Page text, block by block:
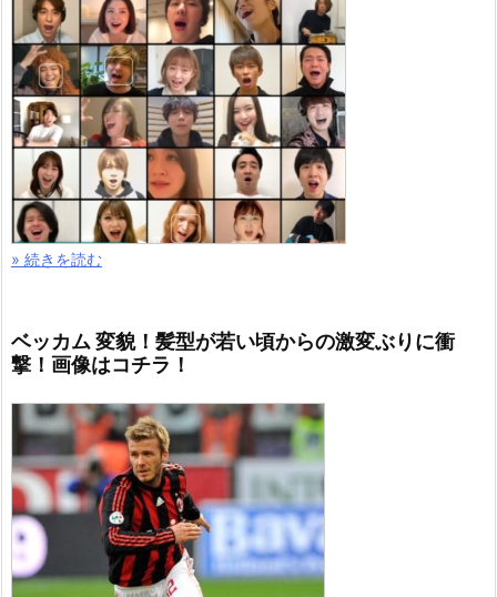
永野芽郁 エモいインスタ画像はコチラ！寝起き前髪
割れ..写真集の感想も
» 続きを読む
高梨沙羅 動画リレーはコチラ！変わりすぎメイクと
実力で人気..画像も